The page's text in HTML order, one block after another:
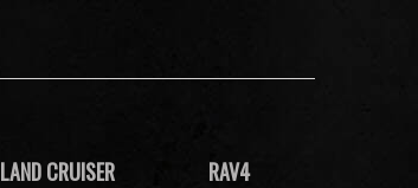
LAND CRUISER RAV4